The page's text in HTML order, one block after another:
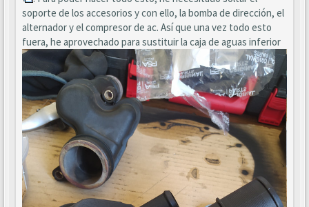
soporte de los accesorios y con ello, la bomba de dirección, el
alternador y el compresor de ac. Así que una vez todo esto
fuera, he aprovechado para sustituir la caja de aguas inferior